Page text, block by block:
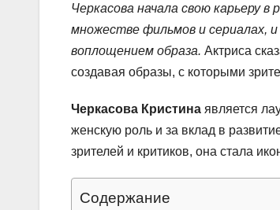
Черкасова начала свою карьеру
множестве фильмов и сериалах, и
воплощением образа. Актриса
создавая образы, с которыми
Черкасова Кристина является
женскую роль и за вклад в
зрителей и критиков, она стала
Содержание